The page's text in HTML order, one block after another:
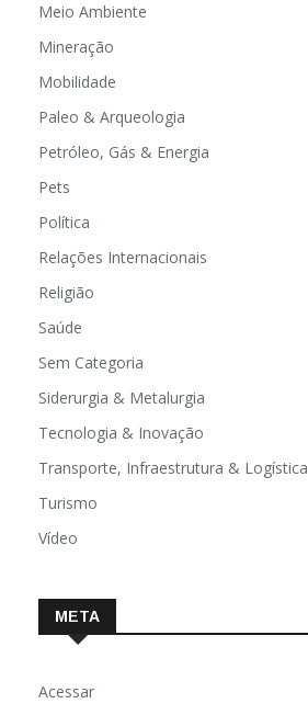
Meio Ambiente
Mineração
Mobilidade
Paleo & Arqueologia
Petróleo, Gás & Energia
Pets
Política
Relações Internacionais
Religião
Saúde
Sem Categoria
Siderurgia & Metalurgia
Tecnologia & Inovação
Transporte, Infraestrutura & Logística
Turismo
Vídeo
META
Acessar